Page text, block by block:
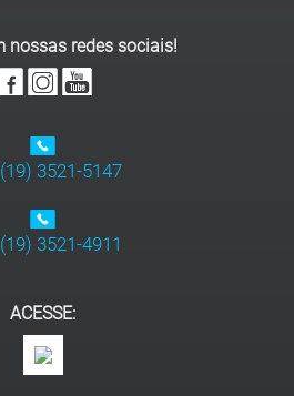
nossas redes sociais!
3521-5147
3521-4911
ACESSE: